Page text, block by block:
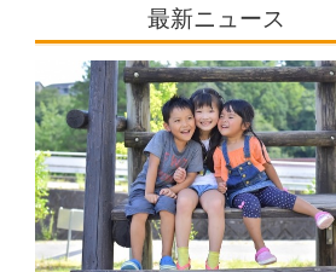
最新ニュース